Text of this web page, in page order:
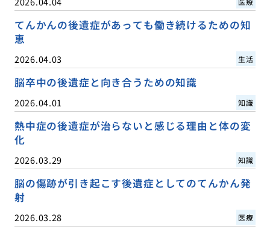
てんかんの後遺症があっても働き続けるための知
恵
2026.04.03 生活
脳卒中の後遺症と向き合うための知識
2026.04.01 知識
熱中症の後遺症が治らないと感じる理由と体の変
化
2026.03.29 知識
脳の傷跡が引き起こす後遺症としてのてんかん発
射
2026.03.28 医療